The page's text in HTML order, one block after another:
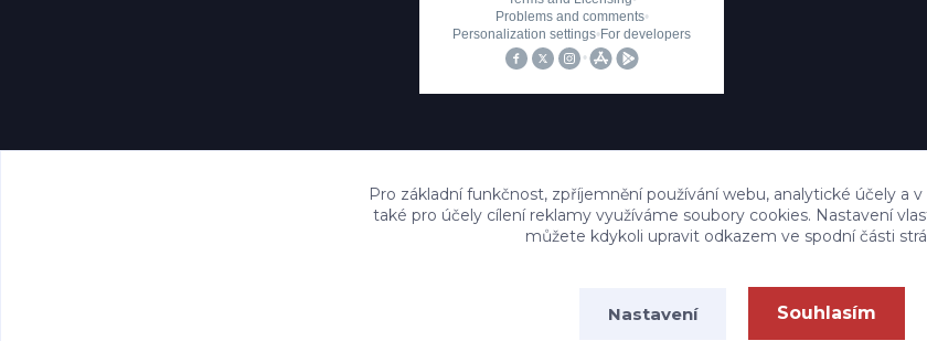
Pro základní funkčnost, zpříjemnění používání webu, analytické účely a
také pro účely cílení reklamy využíváme soubory cookies. Nastavení
můžete kdykoli upravit odkazem ve spodní části
Nastavení Souhlasím